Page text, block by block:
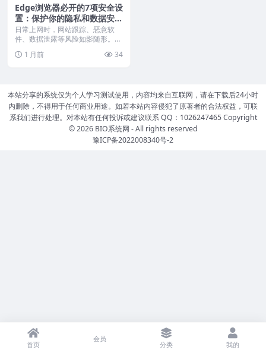
Edge浏览器必开的7项安全设
置：保护你的隐私和数据安
全!
日常上网时，网站跟踪、恶意软
件、数据泄露等风险如影随形。Mi
1 月前 34
本站分享的系统仅为个人学习测试使用，内容均来自互联网，请在下载后24小时
内删除，不得用于任何商业用途。如若本站内容侵犯了原著者的合法权益，可联
系我们进行处理。对本站有任何投诉或建议联系 QQ：1026247465 Copyright
© 2026 BIO系统网 - All rights reserved
豫ICP备2022008340号-2
首页
会员
分类 我的